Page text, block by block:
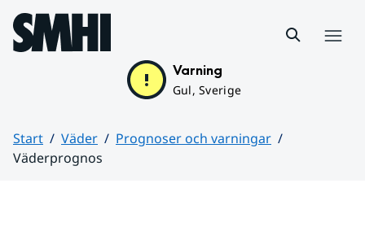
Hoppa till sidans innehåll
Varning
Gul, Sverige
Start Väder
Prognoser och varningar
Väderprognos